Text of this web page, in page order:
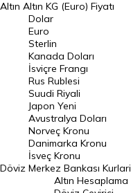
Euro Kuru
Pound Kuru
Frank Kuru
Riyal Kuru
Avustralya Doları
Danimarka Kronu Kuru
Kanada Doları Kuru
Norveç Kronu Kuru
Altın Altın KG (Euro) Fiyatı
Döviz
Dolar
Euro
Sterlin
Kanada Doları
İsviçre Frangı
Rus Rublesi
Suudi Riyali
Japon Yeni
Avustralya Doları
Norveç Kronu
Danimarka Kronu
İsveç Kronu
Merkez Bankası Kurlari
Altın Hesaplama